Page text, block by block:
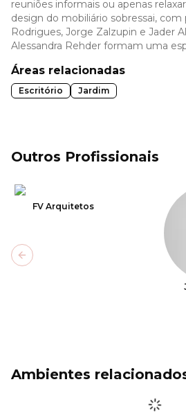
reuniões informais ou apenas
design do mobiliário sobressai, com
Rodrigues, Jorge Zalzupin e Jader
Alessandra Rehder formam uma
Áreas relacionadas
Escritório Jardim
Outros Profissionais
FV Arquitetos
Previous slide
Ambientes